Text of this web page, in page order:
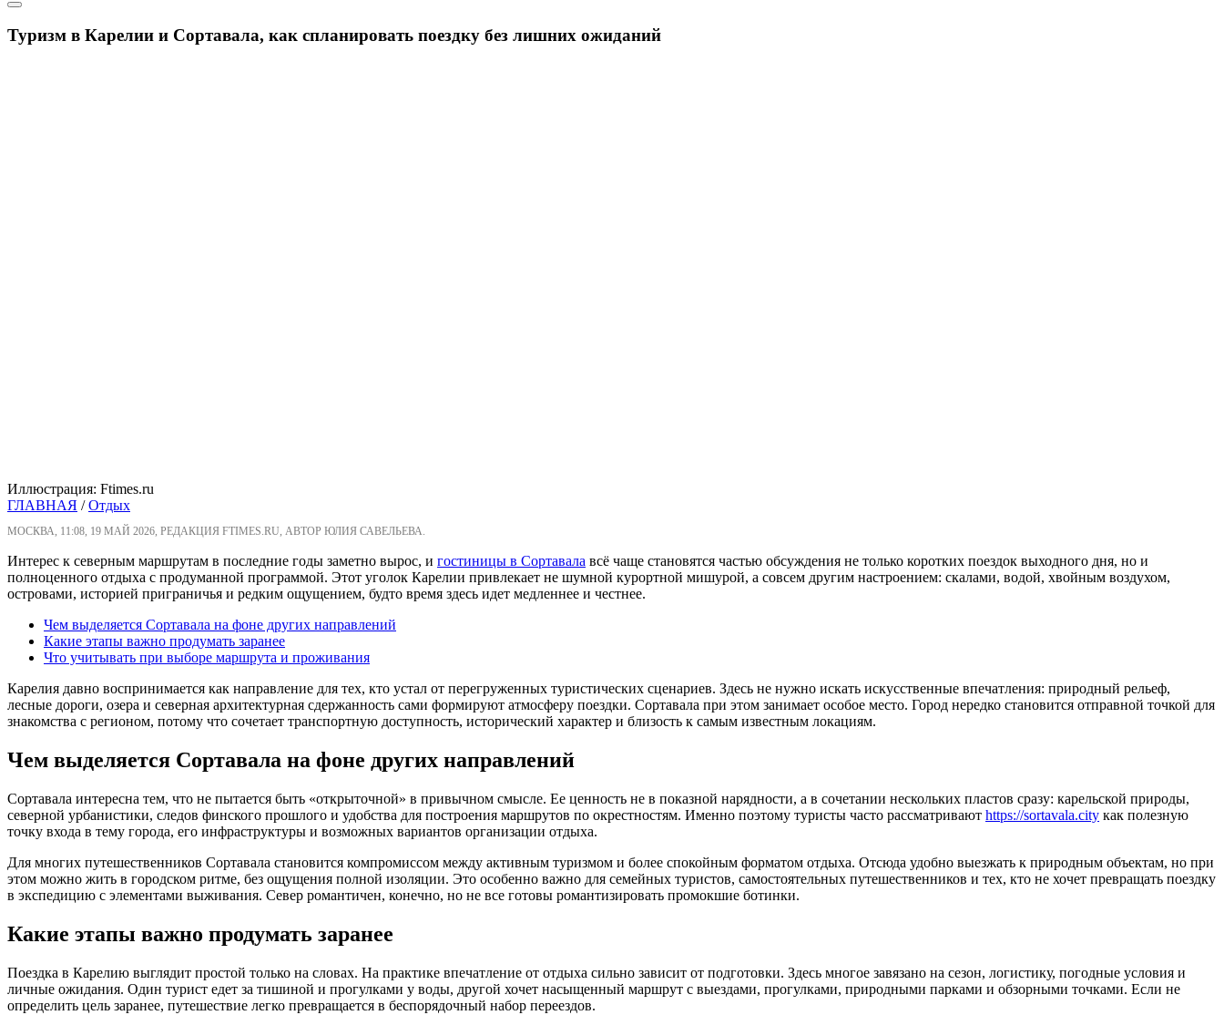
Туризм в Карелии и Сортавала, как спланировать поездку без лишних ожиданий
Иллюстрация: Ftimes.ru
ГЛАВНАЯ /Отдых
МОСКВА, 11:08, 19 МАЙ 2026, РЕДАКЦИЯ FTIMES.RU, АВТОР ЮЛИЯ САВЕЛЬЕВА.
Интерес к северным маршрутам в последние годы заметно вырос, и гостиницы в Сортавала всё чаще становятся частью обсуждения не только коротких поездок выходного дня, но и
полноценного отдыха с продуманной программой. Этот уголок Карелии привлекает не шумной курортной мишурой, а совсем другим настроением: скалами, водой, хвойным воздухом,
островами, историей приграничья и редким ощущением, будто время здесь идет медленнее и честнее.
Чем выделяется Сортавала на фоне других направлений
Какие этапы важно продумать заранее
Что учитывать при выборе маршрута и проживания
Карелия давно воспринимается как направление для тех, кто устал от перегруженных туристических сценариев. Здесь не нужно искать искусственные впечатления: природный рельеф,
лесные дороги, озера и северная архитектурная сдержанность сами формируют атмосферу поездки. Сортавала при этом занимает особое место. Город нередко становится отправной точкой для
знакомства с регионом, потому что сочетает транспортную доступность, исторический характер и близость к самым известным локациям.
Чем выделяется Сортавала на фоне других направлений
Сортавала интересна тем, что не пытается быть «открыточной» в привычном смысле. Ее ценность не в показной нарядности, а в сочетании нескольких пластов сразу: карельской природы,
северной урбанистики, следов финского прошлого и удобства для построения маршрутов по окрестностям. Именно поэтому туристы часто рассматривают https://sortavala.city как полезную
точку входа в тему города, его инфраструктуры и возможных вариантов организации отдыха.
Для многих путешественников Сортавала становится компромиссом между активным туризмом и более спокойным форматом отдыха. Отсюда удобно выезжать к природным объектам, но при
этом можно жить в городском ритме, без ощущения полной изоляции. Это особенно важно для семейных туристов, самостоятельных путешественников и тех, кто не хочет превращать поездку
в экспедицию с элементами выживания. Север романтичен, конечно, но не все готовы романтизировать промокшие ботинки.
Какие этапы важно продумать заранее
Поездка в Карелию выглядит простой только на словах. На практике впечатление от отдыха сильно зависит от подготовки. Здесь многое завязано на сезон, логистику, погодные условия и
личные ожидания. Один турист едет за тишиной и прогулками у воды, другой хочет насыщенный маршрут с выездами, прогулками, природными парками и обзорными точками. Если не
определить цель заранее, путешествие легко превращается в беспорядочный набор переездов.